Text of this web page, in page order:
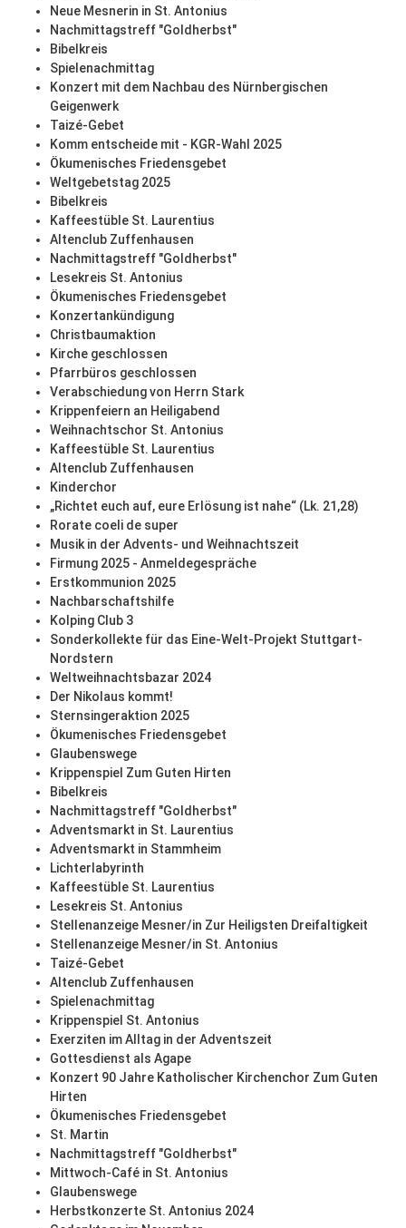
Neue Mesnerin in St. Antonius
Nachmittagstreff "Goldherbst"
Bibelkreis
Spielenachmittag
Konzert mit dem Nachbau des Nürnbergischen
Geigenwerk
Taizé-Gebet
Komm entscheide mit - KGR-Wahl 2025
Ökumenisches Friedensgebet
Weltgebetstag 2025
Bibelkreis
Kaffeestüble St. Laurentius
Altenclub Zuffenhausen
Nachmittagstreff "Goldherbst"
Lesekreis St. Antonius
Ökumenisches Friedensgebet
Konzertankündigung
Christbaumaktion
Kirche geschlossen
Pfarrbüros geschlossen
Verabschiedung von Herrn Stark
Krippenfeiern an Heiligabend
Weihnachtschor St. Antonius
Kaffeestüble St. Laurentius
Altenclub Zuffenhausen
Kinderchor
„Richtet euch auf, eure Erlösung ist nahe“ (Lk. 21,28)
Rorate coeli de super
Musik in der Advents- und Weihnachtszeit
Firmung 2025 - Anmeldegespräche
Erstkommunion 2025
Nachbarschaftshilfe
Kolping Club 3
Sonderkollekte für das Eine-Welt-Projekt Stuttgart-
Nordstern
Weltweihnachtsbazar 2024
Der Nikolaus kommt!
Sternsingeraktion 2025
Ökumenisches Friedensgebet
Glaubenswege
Krippenspiel Zum Guten Hirten
Bibelkreis
Nachmittagstreff "Goldherbst"
Adventsmarkt in St. Laurentius
Adventsmarkt in Stammheim
Lichterlabyrinth
Kaffeestüble St. Laurentius
Lesekreis St. Antonius
Stellenanzeige Mesner/in Zur Heiligsten Dreifaltigkeit
Stellenanzeige Mesner/in St. Antonius
Taizé-Gebet
Altenclub Zuffenhausen
Spielenachmittag
Krippenspiel St. Antonius
Exerziten im Alltag in der Adventszeit
Gottesdienst als Agape
Konzert 90 Jahre Katholischer Kirchenchor Zum Guten
Hirten
Ökumenisches Friedensgebet
St. Martin
Nachmittagstreff "Goldherbst"
Mittwoch-Café in St. Antonius
Glaubenswege
Herbstkonzerte St. Antonius 2024